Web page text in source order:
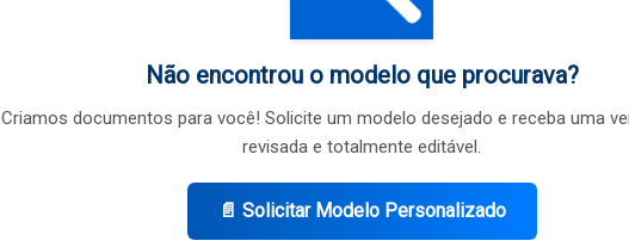
Não encontrou o modelo que procurava?
Criamos documentos para você! Solicite um modelo desejado e receba uma
revisada e totalmente editável.
📄 Solicitar Modelo Personalizado